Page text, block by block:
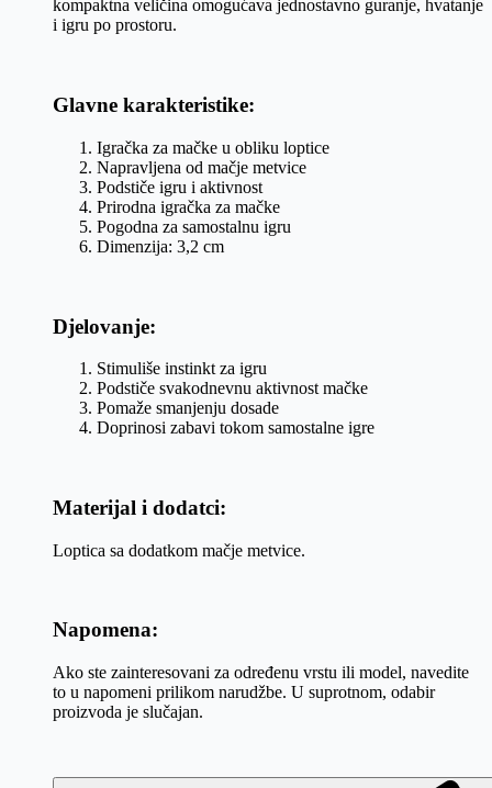
kompaktna veličina omogućava jednostavno guranje, hvatanje
i igru po prostoru.
Glavne karakteristike:
Igračka za mačke u obliku loptice
Napravljena od mačje metvice
Podstiče igru i aktivnost
Prirodna igračka za mačke
Pogodna za samostalnu igru
Dimenzija: 3,2 cm
Djelovanje:
Stimuliše instinkt za igru
Podstiče svakodnevnu aktivnost mačke
Pomaže smanjenju dosade
Doprinosi zabavi tokom samostalne igre
Materijal i dodatci:
Loptica sa dodatkom mačje metvice.
Napomena:
Ako ste zainteresovani za određenu vrstu ili model, navedite
to u napomeni prilikom narudžbe. U suprotnom, odabir
proizvoda je slučajan.